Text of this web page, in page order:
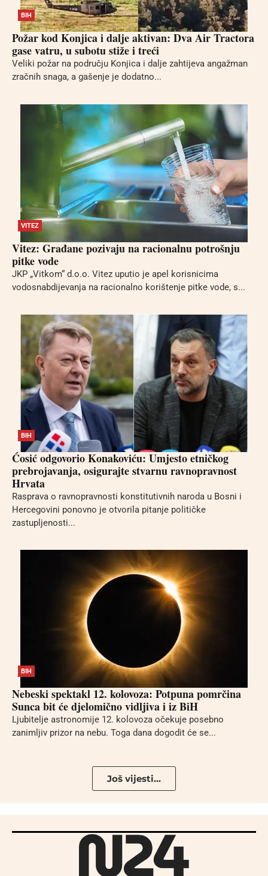
BIH
Požar kod Konjica i dalje aktivan: Dva Air Tractora
gase vatru, u subotu stiže i treći
Veliki požar na području Konjica i dalje zahtijeva angažman
zračnih snaga, a gašenje je dodatno...
VITEZ
Vitez: Građane pozivaju na racionalnu potrošnju
pitke vode
JKP „Vitkom“ d.o.o. Vitez uputio je apel korisnicima
vodosnabdijevanja na racionalno korištenje pitke vode, s...
BIH
Ćosić odgovorio Konakoviću: Umjesto etničkog
prebrojavanja, osigurajte stvarnu ravnopravnost
Hrvata
Rasprava o ravnopravnosti konstitutivnih naroda u Bosni i
Hercegovini ponovno je otvorila pitanje političke
zastupljenosti...
BIH
Nebeski spektakl 12. kolovoza: Potpuna pomrčina
Sunca bit će djelomično vidljiva i iz BiH
Ljubitelje astronomije 12. kolovoza očekuje posebno
zanimljiv prizor na nebu. Toga dana dogodit će se...
Još vijesti...